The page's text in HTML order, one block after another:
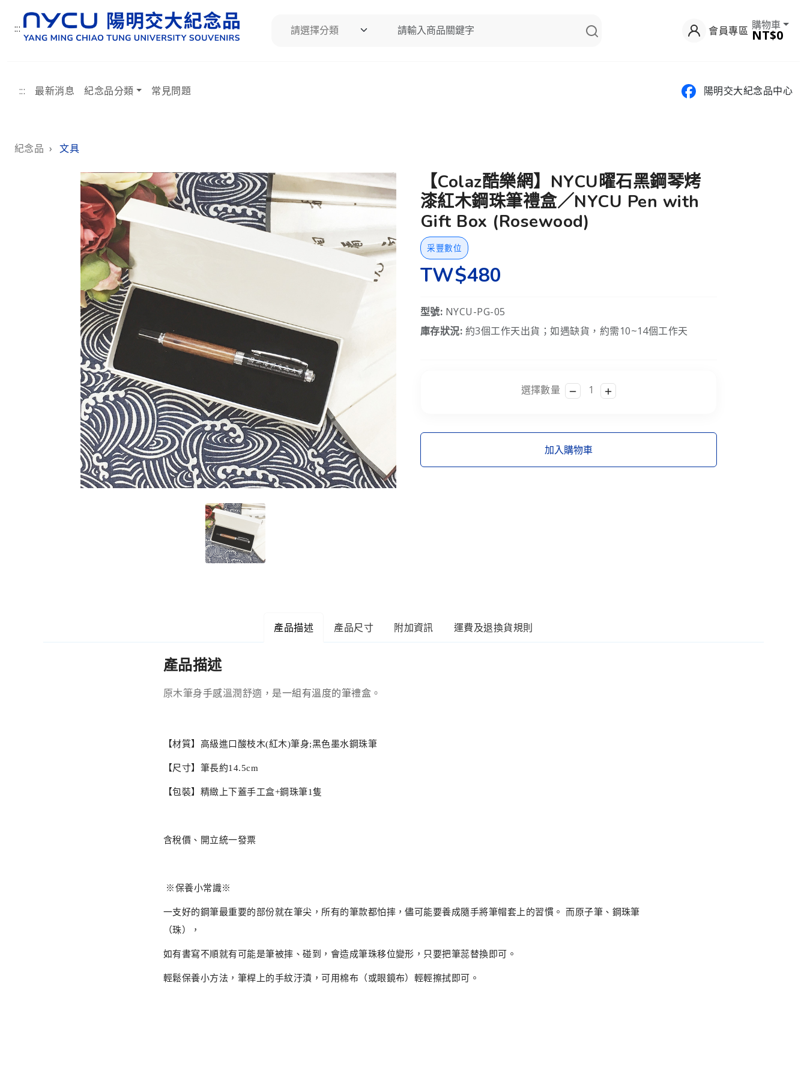
::: 請選擇分類
請輸入商品關鍵字
會員專區 購物車
NT$0
::: 最新消息 紀念品分類 常見問題 陽明交大紀念品中心
紀念品 › 文具
【Colaz酷樂網】NYCU曜石黑鋼琴烤
漆紅木鋼珠筆禮盒／NYCU Pen with
Gift Box (Rosewood)
采豐數位
TW$480
型號: NYCU-PG-05
庫存狀況: 約3個工作天出貨；如遇缺貨，約需10~14個工作天
選擇數量
加入購物車
產品描述 產品尺寸 附加資訊 運費及退換貨規則
產品描述
原木筆身手感溫潤舒適 ，是一組有溫度的筆禮盒 。
【材質】高級進口酸枝木(紅木)筆身;黑色墨水鋼珠筆
【尺寸】筆長約14.5cm
【包裝】精緻上下蓋手工盒+鋼珠筆1隻
含稅價、開立統一發票
※保養小常識※
一支好的鋼筆最重要的部份就在筆尖，所有的筆款都怕摔，儘可能要養成隨手將筆帽套上的習慣。 而原子筆、鋼珠筆
（珠），
如有書寫不順就有可能是筆被摔、碰到，會造成筆珠移位變形，只要把筆蕊替換即可。
輕鬆保養小方法，筆桿上的手紋汙漬，可用棉布（或眼鏡布）輕輕擦拭即可。